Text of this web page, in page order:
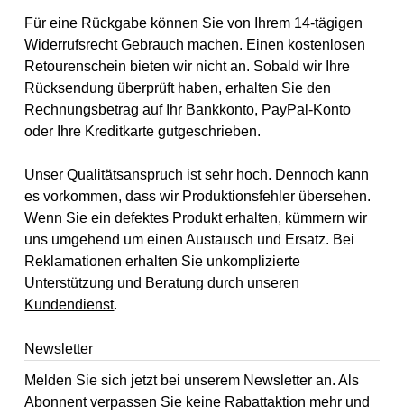
Für eine Rückgabe können Sie von Ihrem 14-tägigen
WiderrufsrechtGebrauch machen. Einen kostenlosen
Retourenschein bieten wir nicht an. Sobald wir Ihre
Rücksendung überprüft haben, erhalten Sie den
Rechnungsbetrag auf Ihr Bankkonto, PayPal-Konto
oder Ihre Kreditkarte gutgeschrieben.
Unser Qualitätsanspruch ist sehr hoch. Dennoch kann
es vorkommen, dass wir Produktionsfehler übersehen.
Wenn Sie ein defektes Produkt erhalten, kümmern wir
uns umgehend um einen Austausch und Ersatz. Bei
Reklamationen erhalten Sie unkomplizierte
Unterstützung und Beratung durch unseren
Kundendienst.
Newsletter
Melden Sie sich jetzt bei unserem Newsletter an. Als
Abonnent verpassen Sie keine Rabattaktion mehr und